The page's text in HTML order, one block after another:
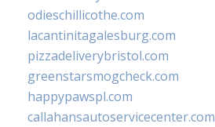
odieschillicothe.com
lacantinitagalesburg.com
pizzadeliverybristol.com
greenstarsmogcheck.com
happypawspl.com
callahansautoservicecenter.com